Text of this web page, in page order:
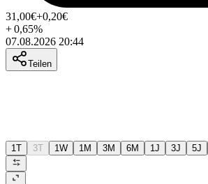
31,00€+0,20€
+0,65%
07.08.2026 20:44
Teilen
1T 3T 1W 1M 3M 6M 1J 3J 5J